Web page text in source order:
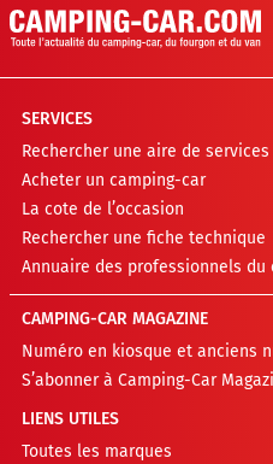
SERVICES
Rechercher une aire de services
Acheter un camping-car
La cote de l’occasion
Rechercher une fiche technique
Annuaire des professionnels du
CAMPING-CAR MAGAZINE
Numéro en kiosque et anciens
S’abonner à Camping-Car
LIENS UTILES
Toutes les marques